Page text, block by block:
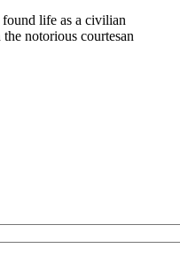
life as a civilian
notorious courtesan